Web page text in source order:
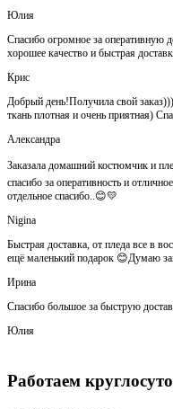
Юлия
Спасибо огромное за оперативную
хорошее качество и быстрая
Крис
Добрый день!Получила свой
ткань плотная и очень приятная)
Александра
Заказала домашний костюмчик и
спасибо за оперативность и
отдельное спасибо..😊💛
Nigina
Быстрая доставка, от пледа все в
ещё маленький подарок 😊Думаю
Ирина
Спасибо большое за быструю
Юлия
Работаем